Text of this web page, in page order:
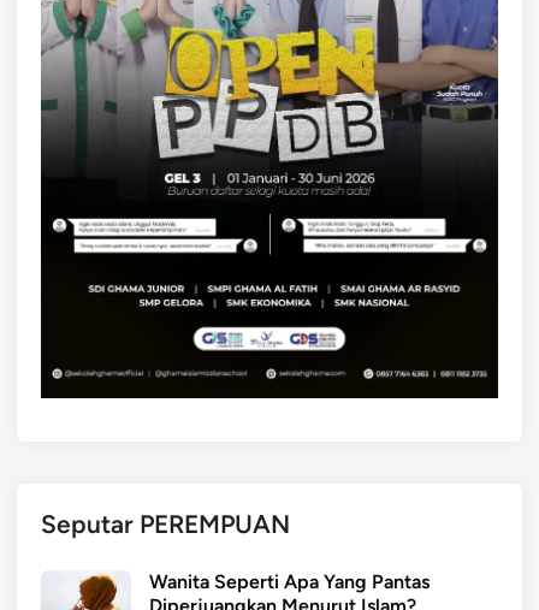
Seputar PEREMPUAN
Wanita Seperti Apa Yang Pantas